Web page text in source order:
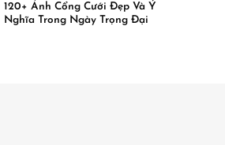
120+ Ảnh Cổng Cưới Đẹp Và Ý
Nghĩa Trong Ngày Trọng Đại